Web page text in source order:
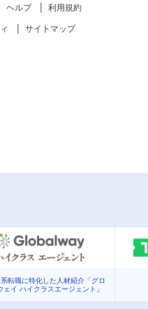
ヘルプ
利用規約
サイトマップ
転職に特化した人材紹介「グロ
ェイ ハイクラスエージェント」